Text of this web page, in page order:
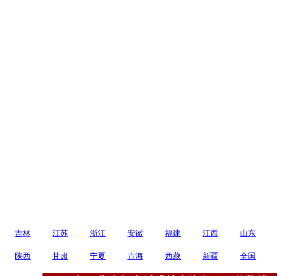
吉林 江苏 浙江 安徽 福建 江西 山东
陕西 甘肃 宁夏 青海 西藏 新疆 全国